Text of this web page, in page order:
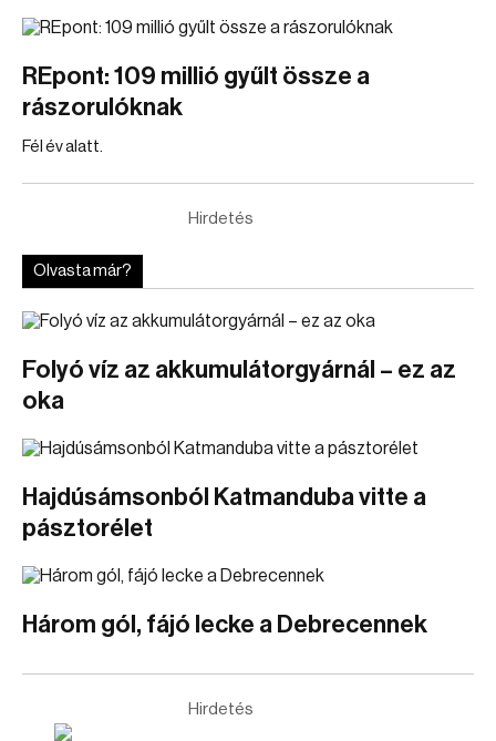
REpont: 109 millió gyűlt össze a
rászorulóknak
Fél év alatt.
Hirdetés
Olvasta már?
Folyó víz az akkumulátorgyárnál – ez az
oka
Hajdúsámsonból Katmanduba vitte a
pásztorélet
Három gól, fájó lecke a Debrecennek
Hirdetés